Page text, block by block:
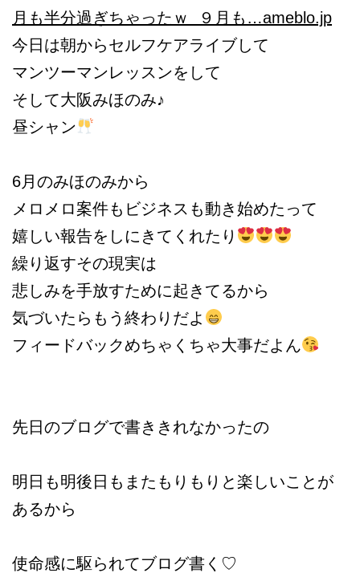
月も半分過ぎちゃったｗ ９月も…ameblo.jp
今日は朝からセルフケアライブして
マンツーマンレッスンをして
そして大阪みほのみ♪
昼シャン
6月のみほのみから
メロメロ案件もビジネスも動き始めたって
嬉しい報告をしにきてくれたり
繰り返すその現実は
悲しみを手放すために起きてるから
気づいたらもう終わりだよ
フィードバックめちゃくちゃ大事だよん
先日のブログで書ききれなかったの
明日も明後日もまたもりもりと楽しいことが
あるから
使命感に駆られてブログ書く♡